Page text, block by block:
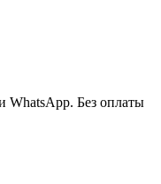
WhatsApp. Без оплаты